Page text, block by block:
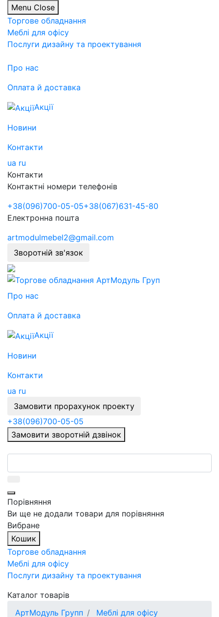
Menu Close
Торгове обладнання
Меблі для офісу
Послуги дизайну та проектування
Про нас
Оплата й доставка
Акції
Новини
Контакти
ua ru
Контакти
Контактні номери телефонів
+38(096)700-05-05+38(067)631-45-80
Електронна пошта
artmodulmebel2@gmail.com
Зворотній зв'язок
Про нас
Оплата й доставка
Акції
Новини
Контакти
ua ru
Замовити прорахунок проекту
+38(096)700-05-05
Замовити зворотній дзвінок
Порівняння
Ви ще не додали товари для порівняння
Вибране
Кошик
Торгове обладнання
Меблі для офісу
Послуги дизайну та проектування
Каталог товарів
АртМодуль Групп
Меблі для офісу